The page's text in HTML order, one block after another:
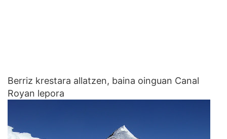
Berriz krestara allatzen, baina oinguan Canal
Royan lepora